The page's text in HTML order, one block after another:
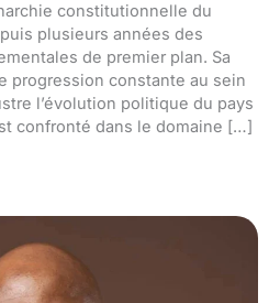
constitutionnelle du
plusieurs années des
de premier plan. Sa
progression constante au sein
l’évolution politique du pays
confronté dans le domaine […]